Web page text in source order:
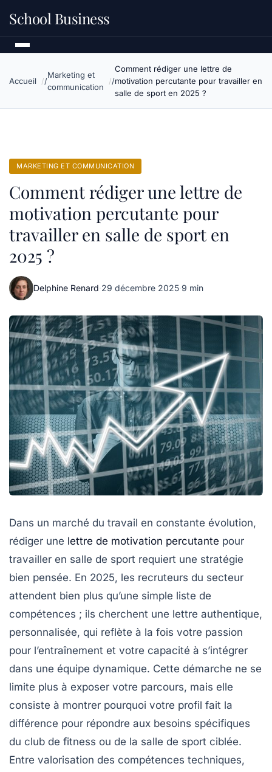
School Business
Accueil
Marketing et
communication
Comment rédiger une lettre de
motivation percutante pour travailler en
salle de sport en 2025 ?
MARKETING ET COMMUNICATION
Comment rédiger une lettre de
motivation percutante pour
travailler en salle de sport en
2025 ?
Delphine Renard·29 décembre 2025·9 min
Dans un marché du travail en constante évolution,
rédiger une lettre de motivation percutante pour
travailler en salle de sport requiert une stratégie
bien pensée. En 2025, les recruteurs du secteur
attendent bien plus qu’une simple liste de
compétences ; ils cherchent une lettre authentique,
personnalisée, qui reflète à la fois votre passion
pour l’entraînement et votre capacité à s’intégrer
dans une équipe dynamique. Cette démarche ne se
limite plus à exposer votre parcours, mais elle
consiste à montrer pourquoi votre profil fait la
différence pour répondre aux besoins spécifiques
du club de fitness ou de la salle de sport ciblée.
Entre valorisation des compétences techniques,